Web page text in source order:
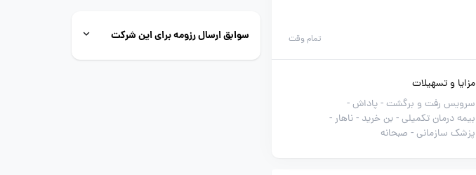
تمام وقت
مزایا و تسهیلات
سرویس رفت و برگشت - پاداش -
بیمه درمان تکمیلی - بن خرید - ناهار -
پزشک سازمانی - صبحانه
سوابق ارسال رزومه برای این شرکت